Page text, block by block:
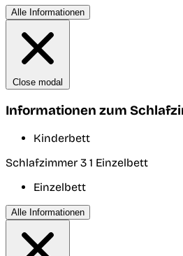
Alle Informationen
Close modal
Informationen zum
Kinderbett
Schlafzimmer 3 1 Einzelbett
Einzelbett
Alle Informationen